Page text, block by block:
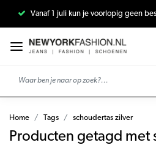
Vanaf 1 juli kun je voorlopig geen
Home Tags schoudertas zilver
Producten getagd met